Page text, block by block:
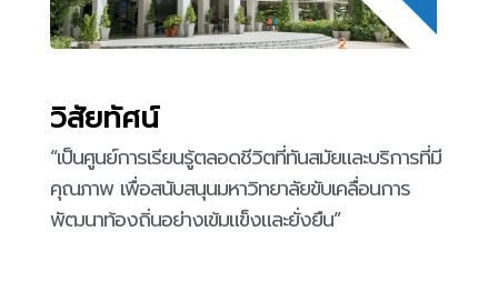
วิสัยทัศน์
“เป็นศูนย์การเรียนรู้ตลอดชีวิตที่ทันสมัยและบริการที่มี
คุณภาพ เพื่อสนับสนุนมหาวิทยาลัยขับเคลื่อนการ
พัฒนาท้องถิ่นอย่างเข้มแข็งและยั่งยืน”